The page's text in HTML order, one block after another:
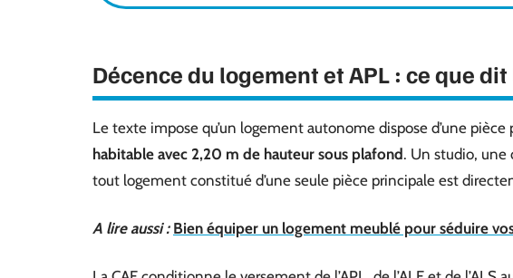
Décence du logement et APL : ce que
Le texte impose qu’un logement autonome dispose d’une pièce
habitable avec 2,20 m de hauteur sous plafond. Un studio, une
tout logement constitué d’une seule pièce principale est
A lire aussi : Bien équiper un logement meublé pour séduire